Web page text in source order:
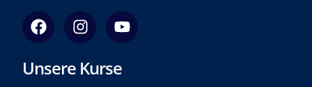
F
a
c
e
I
n
s
t
Y
o
u
t
Unsere Kurse